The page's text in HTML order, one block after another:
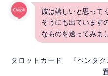
彼は嬉しいと思って
そうにも出ています
なものを送ってみま
タロットカード 『ペンタク